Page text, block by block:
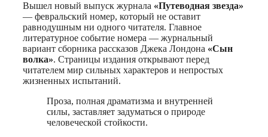
Вышел новый выпуск журнала «Путеводная звезда»
— февральский номер, который не оставит
равнодушным ни одного читателя. Главное
литературное событие номера — журнальный
вариант сборника рассказов Джека Лондона «Сын
волка». Страницы издания открывают перед
читателем мир сильных характеров и непростых
жизненных испытаний.
Проза, полная драматизма и внутренней
силы, заставляет задуматься о природе
человеческой стойкости.